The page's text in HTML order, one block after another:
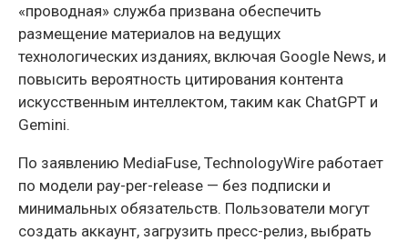
«проводная» служба призвана обеспечить
размещение материалов на ведущих
технологических изданиях, включая Google News, и
повысить вероятность цитирования контента
искусственным интеллектом, таким как ChatGPT и
Gemini.
По заявлению MediaFuse, TechnologyWire работает
по модели pay-per-release — без подписки и
минимальных обязательств. Пользователи могут
создать аккаунт, загрузить пресс-релиз, выбрать